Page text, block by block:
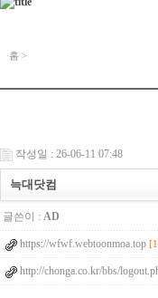
홈 >
작성일 : 26-06-11 07:48
늑대닷컴
글쓴이 : AD
https://wfwf.webtoonmoa.top
http://chonga.co.kr/bbs/